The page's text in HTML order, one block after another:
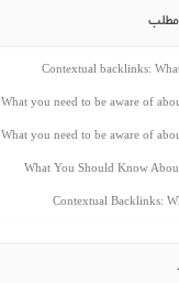
مطلب
Contextual backlinks:
What you need to be aware of
What you need to be aware of
What You Should Know
Contextual Backlinks: